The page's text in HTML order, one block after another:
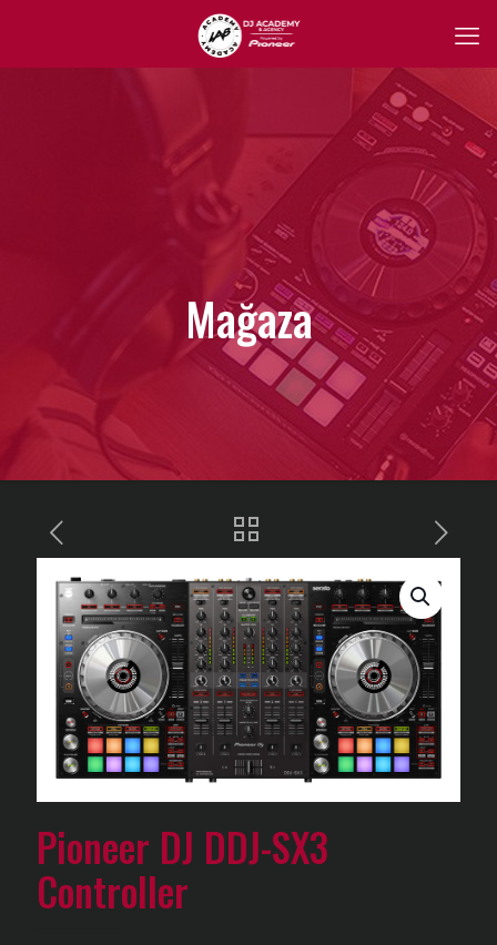
Mağaza
Pioneer DJ DDJ-SX3
Controller